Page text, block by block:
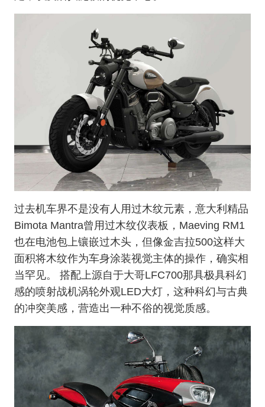
过去机车界不是没有人用过木纹元素，意大利精品
Bimota Mantra曾用过木纹仪表板，Maeving RM1
也在电池包上镶嵌过木头，但像金吉拉500这样大
面积将木纹作为车身涂装视觉主体的操作，确实相
当罕见。 搭配上源自于大哥LFC700那具极具科幻
感的喷射战机涡轮外观LED大灯，这种科幻与古典
的冲突美感，营造出一种不俗的视觉质感。